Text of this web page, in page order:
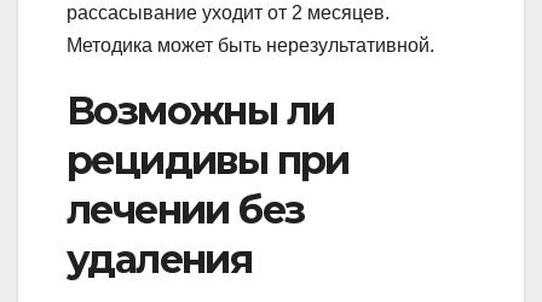
рассасывание уходит от 2 месяцев.
Методика может быть нерезультативной.
Возможны ли
рецидивы при
лечении без
удаления